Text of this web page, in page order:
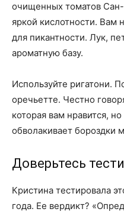
очищенных томатов
яркой кислотности. Вам
для пикантности. Лук,
ароматную базу.
Используйте ригатони.
оречьетте. Честно
которая вам нравится,
обволакивает бороздки
Доверьтесь
Кристина тестировала
года. Ее вердикт?